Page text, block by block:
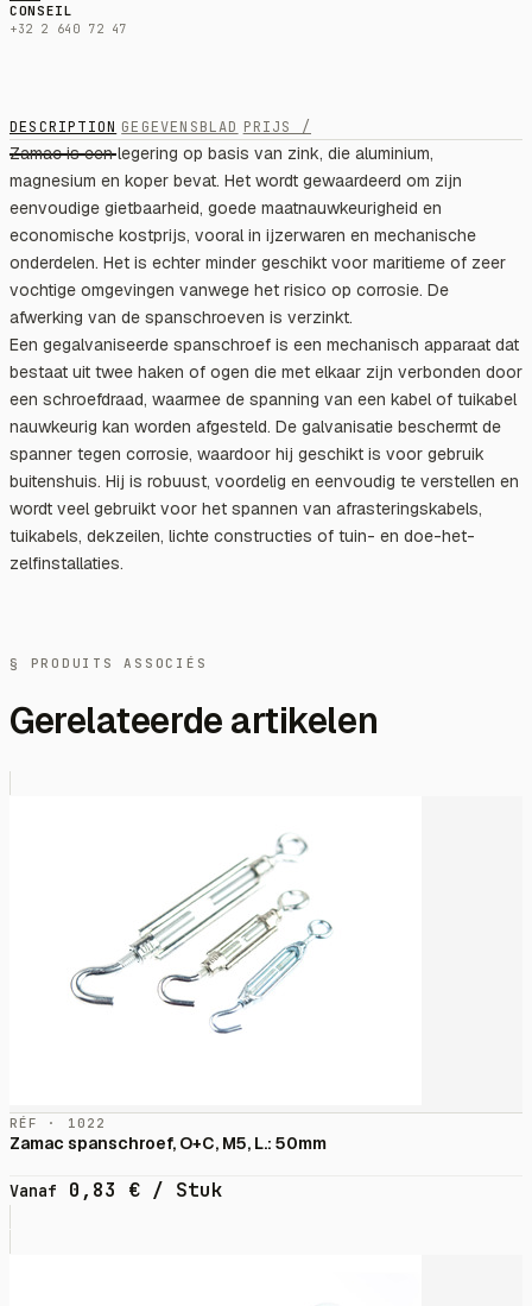
CONSEIL
+32 2 640 72 47
DESCRIPTION GEGEVENSBLAD PRIJS /
Zamac is een legering op basis van zink, die aluminium,
magnesium en koper bevat. Het wordt gewaardeerd om zijn
eenvoudige gietbaarheid, goede maatnauwkeurigheid en
economische kostprijs, vooral in ijzerwaren en mechanische
onderdelen. Het is echter minder geschikt voor maritieme of zeer
vochtige omgevingen vanwege het risico op corrosie. De
afwerking van de spanschroeven is verzinkt.
Een gegalvaniseerde spanschroef is een mechanisch apparaat dat
bestaat uit twee haken of ogen die met elkaar zijn verbonden door
een schroefdraad, waarmee de spanning van een kabel of tuikabel
nauwkeurig kan worden afgesteld. De galvanisatie beschermt de
spanner tegen corrosie, waardoor hij geschikt is voor gebruik
buitenshuis. Hij is robuust, voordelig en eenvoudig te verstellen en
wordt veel gebruikt voor het spannen van afrasteringskabels,
tuikabels, dekzeilen, lichte constructies of tuin- en doe-het-
zelfinstallaties.
§ PRODUITS ASSOCIÉS
Gerelateerde artikelen
RÉF · 1022
Zamac spanschroef, O+C, M5, L.: 50mm
Vanaf 0,83 € / Stuk